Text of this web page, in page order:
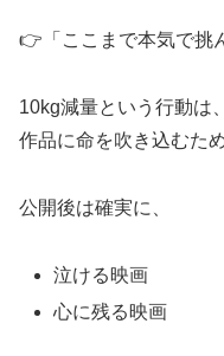
👉「ここまで本気で挑
10kg減量という行動は
作品に命を吹き込むた
公開後は確実に、
泣ける映画
心に残る映画